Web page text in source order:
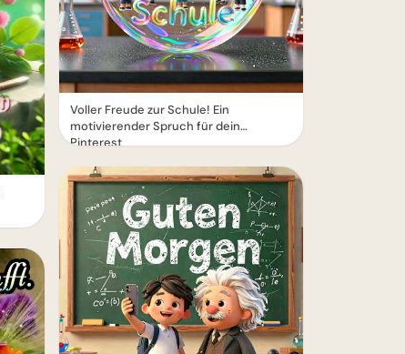
Voller Freude zur Schule! Ein
motivierender Spruch für dein
Pinterest